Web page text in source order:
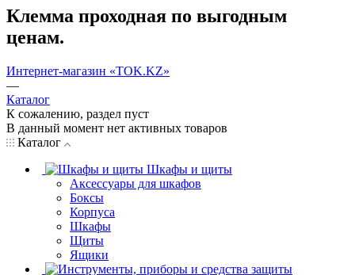
Клемма проходная по выгодным
ценам.
Интернет-магазин «TOK.KZ»
—
Каталог
К сожалению, раздел пуст
В данный момент нет активных товаров
Каталог
Шкафы и щиты
Аксессуары для шкафов
Боксы
Корпуса
Шкафы
Щиты
Ящики